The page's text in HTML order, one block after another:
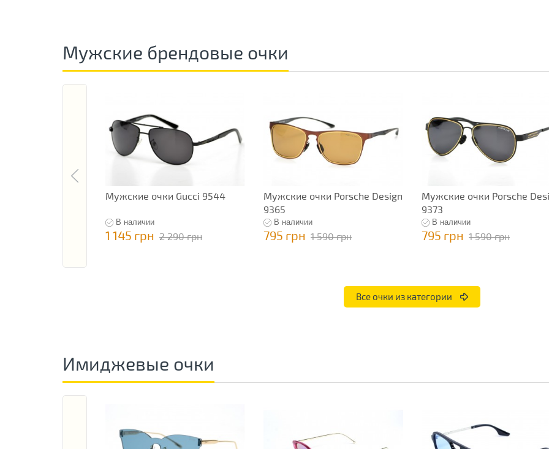
Мужские брендовые очки
Мужские очки Gucci 9544
В наличии
1 145 грн 2 290 грн
Мужские очки Porsche Design
9365
В наличии
795 грн 1 590 грн
Мужские очки Porsche
9373
В наличии
795 грн 1 590 грн
Все очки из категории
Имиджевые очки